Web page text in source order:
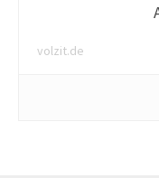
volzit.de